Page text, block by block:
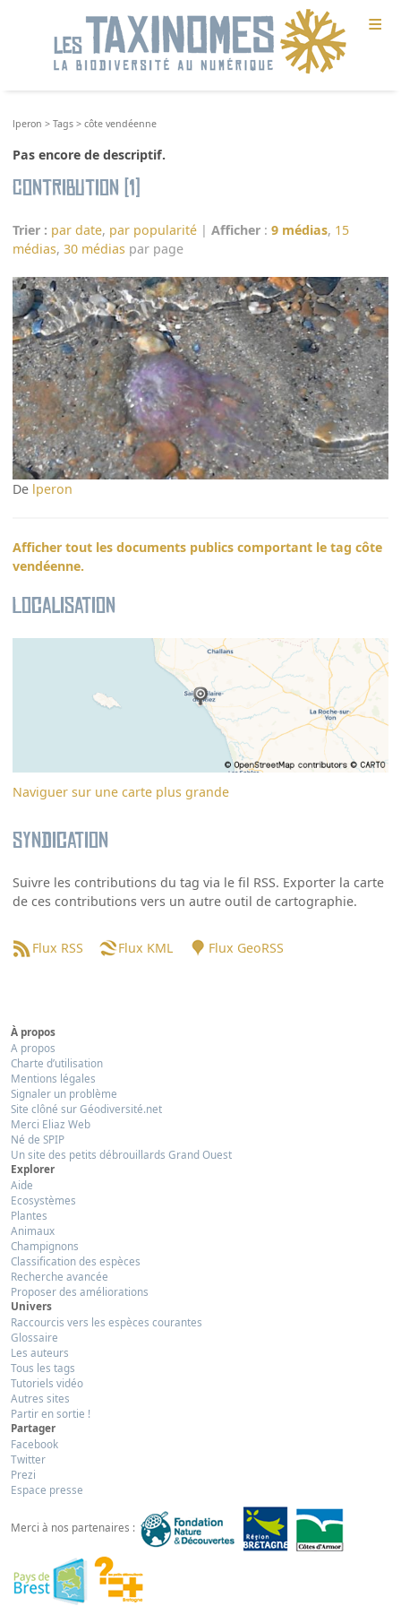
≡
lperon >Tags >côte vendéenne
Pas encore de descriptif.
Contribution (1)
Trier : par date, par popularité |Afficher :9 médias, 15
médias,30 médias par page
De lperon
Afficher tout les documents publics comportant le tag côte
vendéenne.
Localisation
Naviguer sur une carte plus grande
Syndication
Suivre les contributions du tag via le fil RSS. Exporter la carte
de ces contributions vers un autre outil de cartographie.
Flux RSS Flux KML Flux GeoRSS
À propos
A propos
Charte d’utilisation
Mentions légales
Signaler un problème
Site clôné sur Géodiversité.net
Merci Eliaz Web
Né de SPIP
Un site des petits débrouillards Grand Ouest
Explorer
Aide
Ecosystèmes
Plantes
Animaux
Champignons
Classification des espèces
Recherche avancée
Proposer des améliorations
Univers
Raccourcis vers les espèces courantes
Glossaire
Les auteurs
Tous les tags
Tutoriels vidéo
Autres sites
Partir en sortie !
Partager
Facebook
Twitter
Prezi
Espace presse
Merci à nos partenaires :